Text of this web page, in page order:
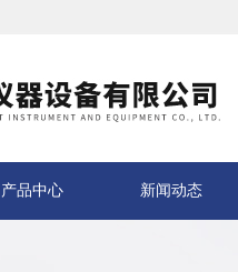
产品中心 新闻动态